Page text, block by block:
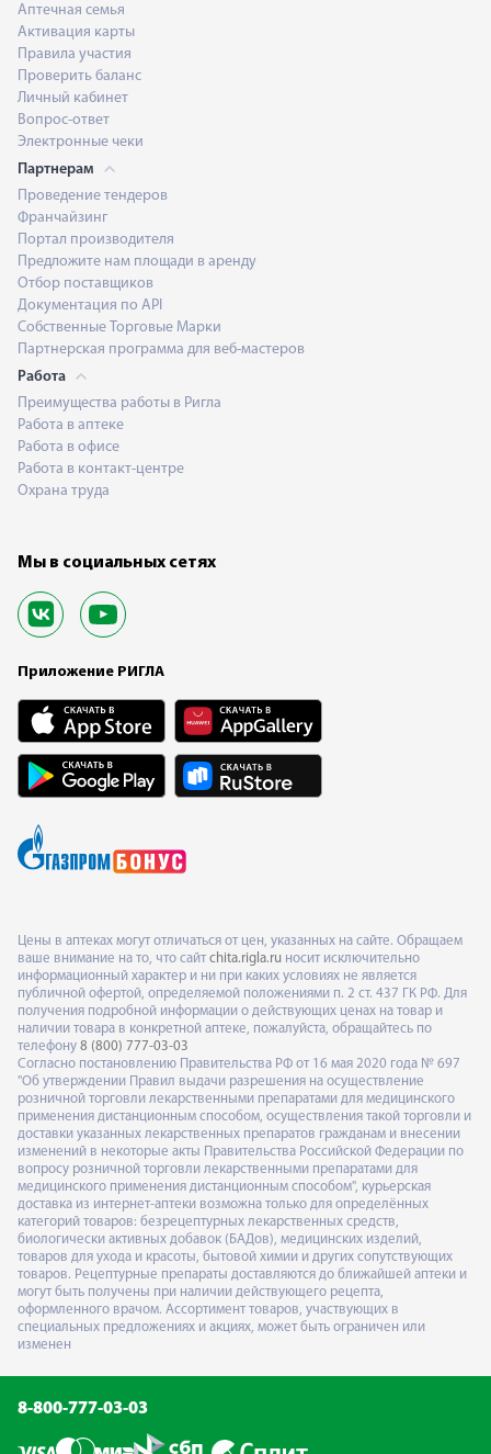
Аптечная семья
Активация карты
Правила участия
Проверить баланс
Личный кабинет
Вопрос-ответ
Электронные чеки
Партнерам
Проведение тендеров
Франчайзинг
Портал производителя
Предложите нам площади в аренду
Отбор поставщиков
Документация по API
Собственные Торговые Марки
Партнерская программа для веб-мастеров
Работа
Преимущества работы в Ригла
Работа в аптеке
Работа в офисе
Работа в контакт-центре
Охрана труда
Мы в социальных сетях
Приложение РИГЛА
Цены в аптеках могут отличаться от цен, указанных на сайте. Обращаем
ваше внимание на то, что сайт chita.rigla.ru носит исключительно
информационный характер и ни при каких условиях не является
публичной офертой, определяемой положениями п. 2 ст. 437 ГК РФ. Для
получения подробной информации о действующих ценах на товар и
наличии товара в конкретной аптеке, пожалуйста, обращайтесь по
телефону 8 (800) 777-03-03
Согласно постановлению Правительства РФ от 16 мая 2020 года № 697
"Об утверждении Правил выдачи разрешения на осуществление
розничной торговли лекарственными препаратами для медицинского
применения дистанционным способом, осуществления такой торговли и
доставки указанных лекарственных препаратов гражданам и внесении
изменений в некоторые акты Правительства Российской Федерации по
вопросу розничной торговли лекарственными препаратами для
медицинского применения дистанционным способом", курьерская
доставка из интернет-аптеки возможна только для определённых
категорий товаров: безрецептурных лекарственных средств,
биологически активных добавок (БАДов), медицинских изделий,
товаров для ухода и красоты, бытовой химии и других сопутствующих
товаров. Рецептурные препараты доставляются до ближайшей аптеки и
могут быть получены при наличии действующего рецепта,
оформленного врачом. Ассортимент товаров, участвующих в
специальных предложениях и акциях, может быть ограничен или
изменен
8-800-777-03-03